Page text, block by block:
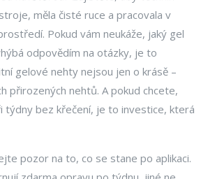
měla čisté ruce a pracovala v
Pokud vám neukáže, jaký gel
odpovědím na otázky, je to
gelové nehty nejsou jen o krásě –
přirozených nehtů. A pokud chcete,
týdny bez křečení, je to investice, která
pozor na to, co se stane po aplikaci.